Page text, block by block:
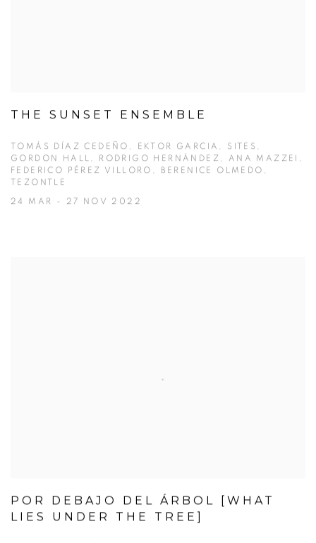
THE SUNSET ENSEMBLE
TOMÁS DÍAZ CEDEÑO, EKTOR GARCIA, SITES,
GORDON HALL, RODRIGO HERNÁNDEZ, ANA MAZZEI,
FEDERICO PÉREZ VILLORO, BERENICE OLMEDO,
TEZONTLE
24 MAR - 27 NOV 2022
POR DEBAJO DEL ÁRBOL [WHAT
LIES UNDER THE TREE]